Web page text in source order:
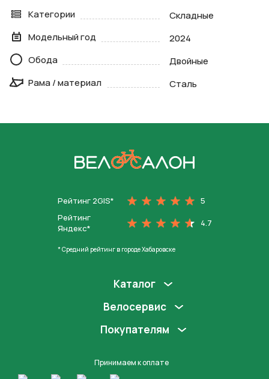
Категории
Складные
Модельный год
2024
Обода
Двойные
Рама / материал
Сталь
Рейтинг 2GIS*
5
Рейтинг
Яндекс*
4.7
* Средний рейтинг в городе Хабаровске
Каталог
Велосервис
Покупателям
Принимаем к оплате